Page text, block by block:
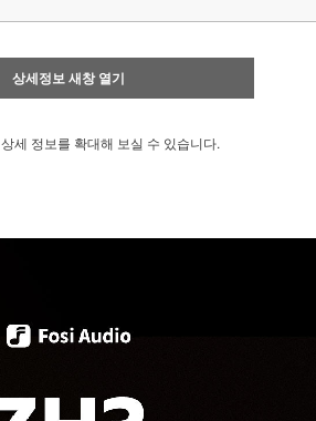
상세정보 새창 열기
상세 정보를 확대해 보실 수 있습니다.